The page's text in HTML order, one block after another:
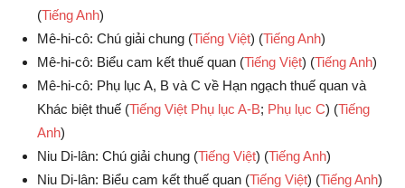
(Tiếng Anh)
Mê-hi-cô: Chú giải chung (Tiếng Việt) (Tiếng Anh)
Mê-hi-cô: Biểu cam kết thuế quan (Tiếng Việt) (Tiếng Anh)
Mê-hi-cô: Phụ lục A, B và C về Hạn ngạch thuế quan và
Khác biệt thuế (Tiếng Việt Phụ lục A-B; Phụ lục C) (Tiếng
Anh)
Niu Di-lân: Chú giải chung (Tiếng Việt) (Tiếng Anh)
Niu Di-lân: Biểu cam kết thuế quan (Tiếng Việt) (Tiếng Anh)